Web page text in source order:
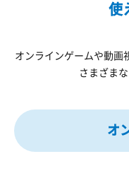
使
オンラインゲームや動画
さまざま
オ